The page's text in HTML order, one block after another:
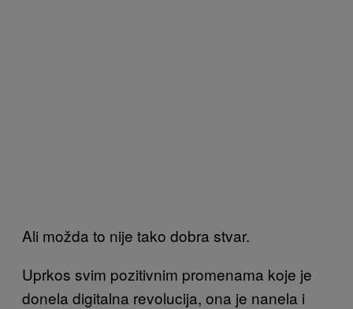
Ali možda to nije tako dobra stvar.
Uprkos svim pozitivnim promenama koje je
donela digitalna revolucija, ona je nanela i